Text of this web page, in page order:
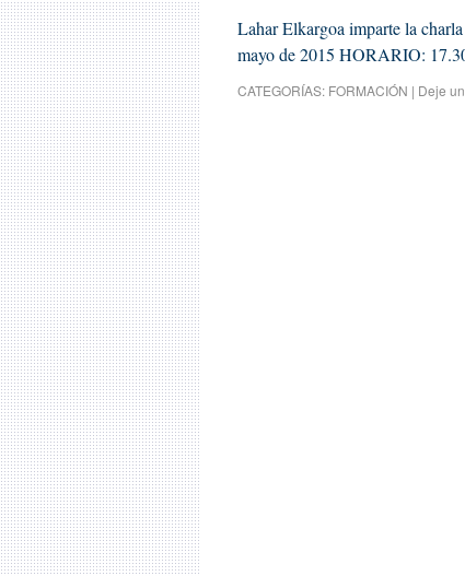
Lahar Elkargoa imparte la
mayo de 2015 HORARIO:
CATEGORÍAS: FORMACIÓN | Deje